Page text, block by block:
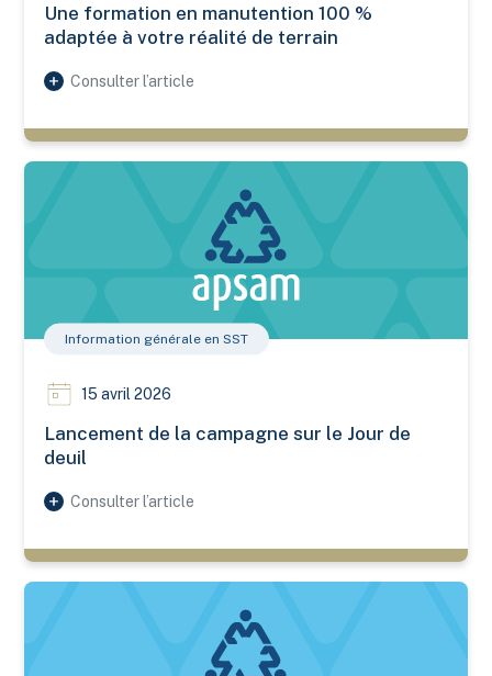
Une formation en manutention 100 %
adaptée à votre réalité de terrain
Consulter l’article
Lancement de la campagne sur le Jour de deuil
Information générale en SST
15 avril 2026
Lancement de la campagne sur le Jour de
deuil
Consulter l’article
Nouvelle section d’information pour les maladies